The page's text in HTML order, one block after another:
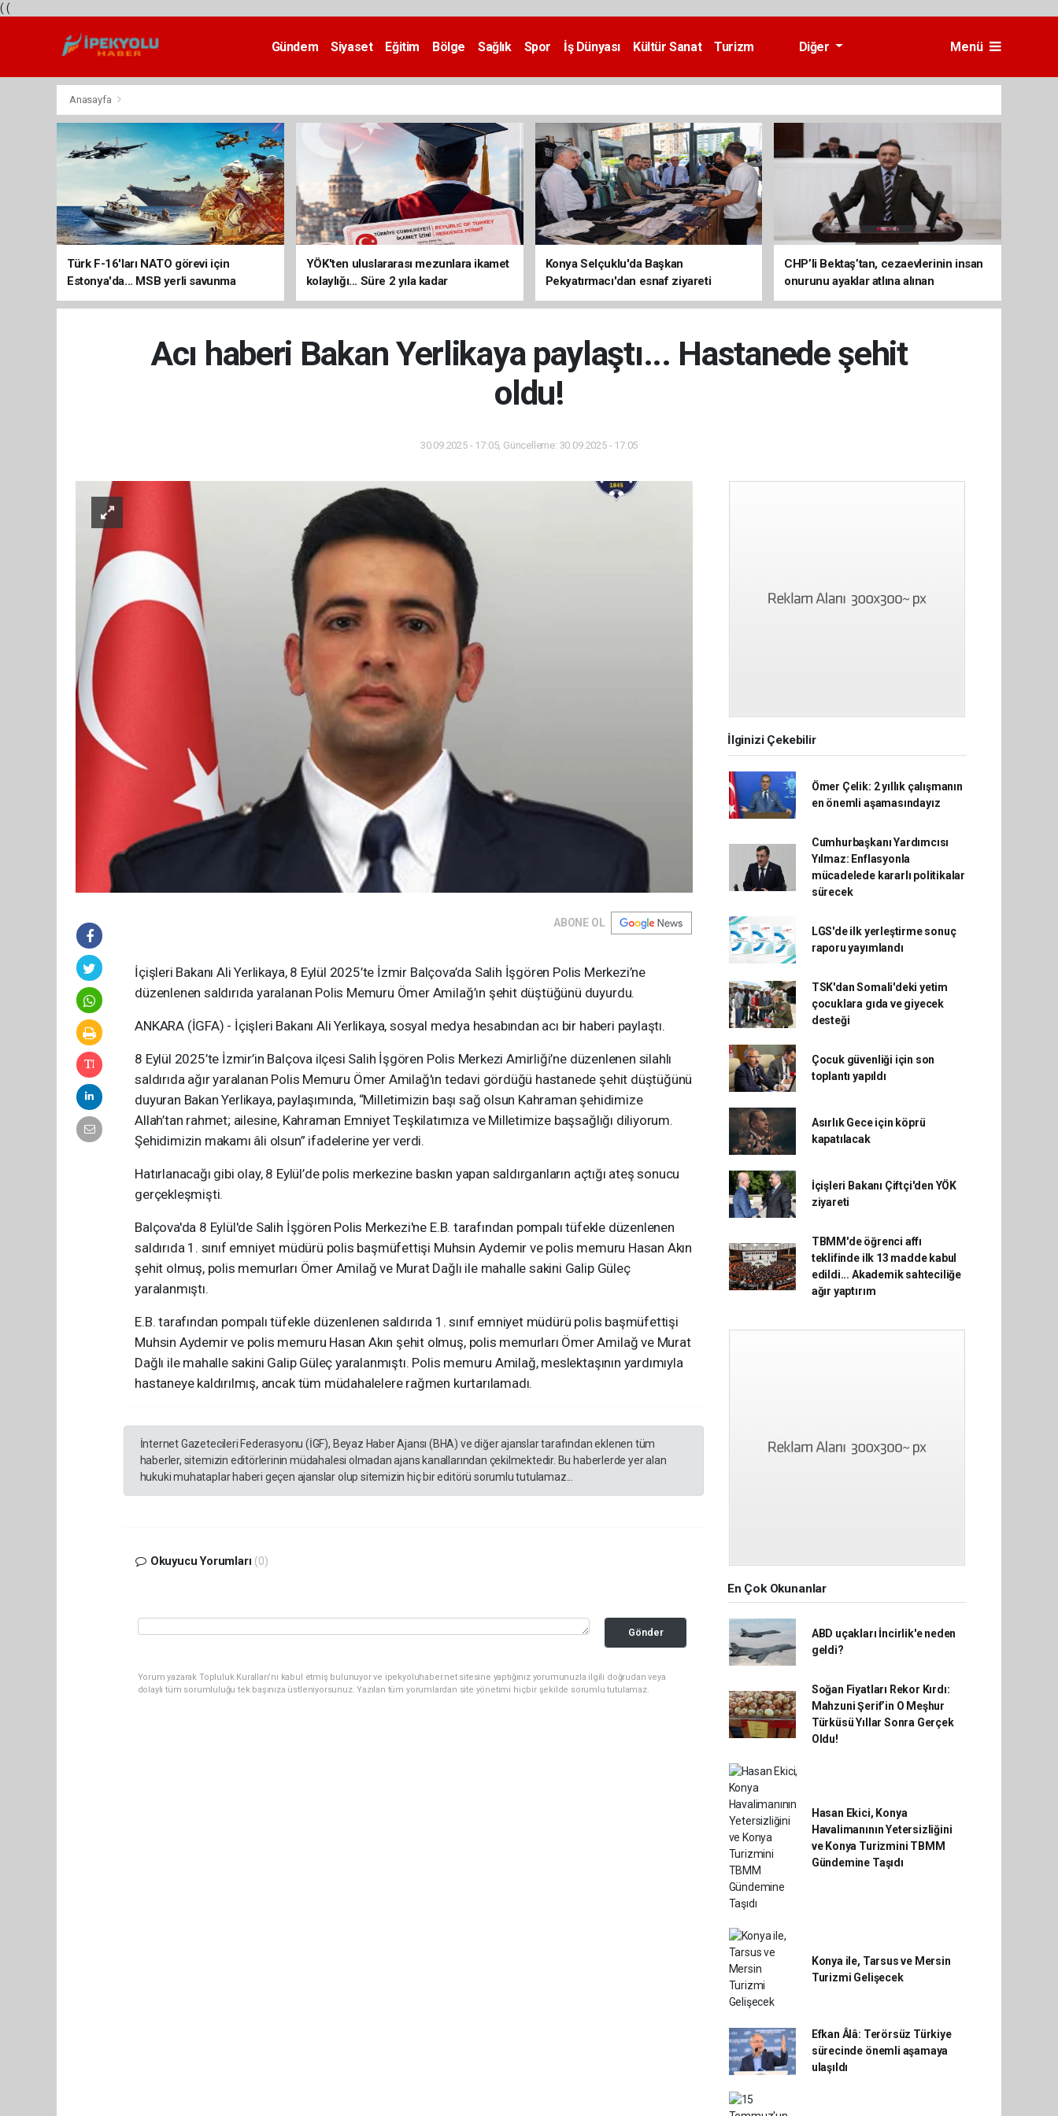
( (
Gündem Siyaset Eğitim Bölge Sağlık Spor İş Dünyası Kültür Sanat
Turizm
Diğer Menü
Anasayfa
Türk F-16'ları NATO görevi için
Estonya'da... MSB yerli savunma
sistemleriyle güçleniyor
YÖK'ten uluslararası mezunlara ikamet
kolaylığı... Süre 2 yıla kadar
uzatılabilecek
Konya Selçuklu'da Başkan
Pekyatırmacı'dan esnaf ziyareti
CHP’li Bektaş’tan, cezaevlerinin insan
onurunu ayaklar atlına alınan
mekânlara dönüşmesine tepki
Acı haberi Bakan Yerlikaya paylaştı... Hastanede şehit
oldu!
30.09.2025 - 17:05, Güncelleme: 30.09.2025 - 17:05
ABONE OL
İçişleri Bakanı Ali Yerlikaya, 8 Eylül 2025’te İzmir Balçova’da Salih İşgören Polis Merkezi’ne
düzenlenen saldırıda yaralanan Polis Memuru Ömer Amilağ’ın şehit düştüğünü duyurdu.
ANKARA (İGFA) - İçişleri Bakanı Ali Yerlikaya, sosyal medya hesabından acı bir haberi paylaştı.
8 Eylül 2025’te İzmir’in Balçova ilçesi Salih İşgören Polis Merkezi Amirliği’ne düzenlenen silahlı
saldırıda ağır yaralanan Polis Memuru Ömer Amilağ'ın tedavi gördüğü hastanede şehit düştüğünü
duyuran Bakan Yerlikaya, paylaşımında, “Milletimizin başı sağ olsun Kahraman şehidimize
Allah’tan rahmet; ailesine, Kahraman Emniyet Teşkilatımıza ve Milletimize başsağlığı diliyorum.
Şehidimizin makamı âli olsun” ifadelerine yer verdi.
Hatırlanacağı gibi olay, 8 Eylül’de polis merkezine baskın yapan saldırganların açtığı ateş sonucu
gerçekleşmişti.
Balçova'da 8 Eylül'de Salih İşgören Polis Merkezi'ne E.B. tarafından pompalı tüfekle düzenlenen
saldırıda 1. sınıf emniyet müdürü polis başmüfettişi Muhsin Aydemir ve polis memuru Hasan Akın
şehit olmuş, polis memurları Ömer Amilağ ve Murat Dağlı ile mahalle sakini Galip Güleç
yaralanmıştı.
E.B. tarafından pompalı tüfekle düzenlenen saldırıda 1. sınıf emniyet müdürü polis başmüfettişi
Muhsin Aydemir ve polis memuru Hasan Akın şehit olmuş, polis memurları Ömer Amilağ ve Murat
Dağlı ile mahalle sakini Galip Güleç yaralanmıştı. Polis memuru Amilağ, meslektaşının yardımıyla
hastaneye kaldırılmış, ancak tüm müdahalelere rağmen kurtarılamadı.
İnternet Gazetecileri Federasyonu (İGF), Beyaz Haber Ajansı (BHA) ve diğer ajanslar tarafından eklenen tüm
haberler, sitemizin editörlerinin müdahalesi olmadan ajans kanallarından çekilmektedir. Bu haberlerde yer alan
hukuki muhataplar haberi geçen ajanslar olup sitemizin hiç bir editörü sorumlu tutulamaz...
Okuyucu Yorumları (0)
Gönder
Yorum yazarak Topluluk Kuralları’nı kabul etmiş bulunuyor ve ipekyoluhaber.net sitesine yaptığınız yorumunuzla ilgili doğrudan veya
dolaylı tüm sorumluluğu tek başınıza üstleniyorsunuz. Yazılan tüm yorumlardan site yönetimi hiçbir şekilde sorumlu tutulamaz.
İlginizi Çekebilir
Ömer Çelik: 2 yıllık çalışmanın
en önemli aşamasındayız
Cumhurbaşkanı Yardımcısı
Yılmaz: Enflasyonla
mücadelede kararlı politikalar
sürecek
LGS'de ilk yerleştirme sonuç
raporu yayımlandı
TSK'dan Somali'deki yetim
çocuklara gıda ve giyecek
desteği
Çocuk güvenliği için son
toplantı yapıldı
Asırlık Gece için köprü
kapatılacak
İçişleri Bakanı Çiftçi'den YÖK
ziyareti
TBMM'de öğrenci affı
teklifinde ilk 13 madde kabul
edildi... Akademik sahteciliğe
ağır yaptırım
En Çok Okunanlar
ABD uçakları İncirlik'e neden
geldi?
Soğan Fiyatları Rekor Kırdı:
Mahzuni Şerif’in O Meşhur
Türküsü Yıllar Sonra Gerçek
Oldu!
Hasan Ekici, Konya
Havalimanının Yetersizliğini
ve Konya Turizmini TBMM
Gündemine Taşıdı
Konya ile, Tarsus ve Mersin
Turizmi Gelişecek
Efkan Âlâ: Terörsüz Türkiye
sürecinde önemli aşamaya
ulaşıldı